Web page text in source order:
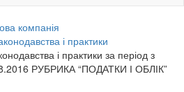
компанія
і практики
і практики за період з
РУБРИКА “ПОДАТКИ І ОБЛІК”